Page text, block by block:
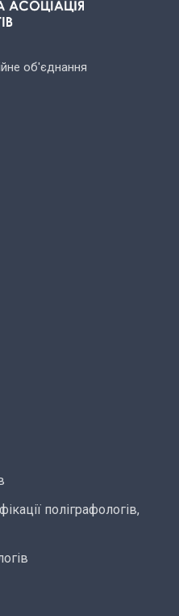
об'єднання
поліграфологів,